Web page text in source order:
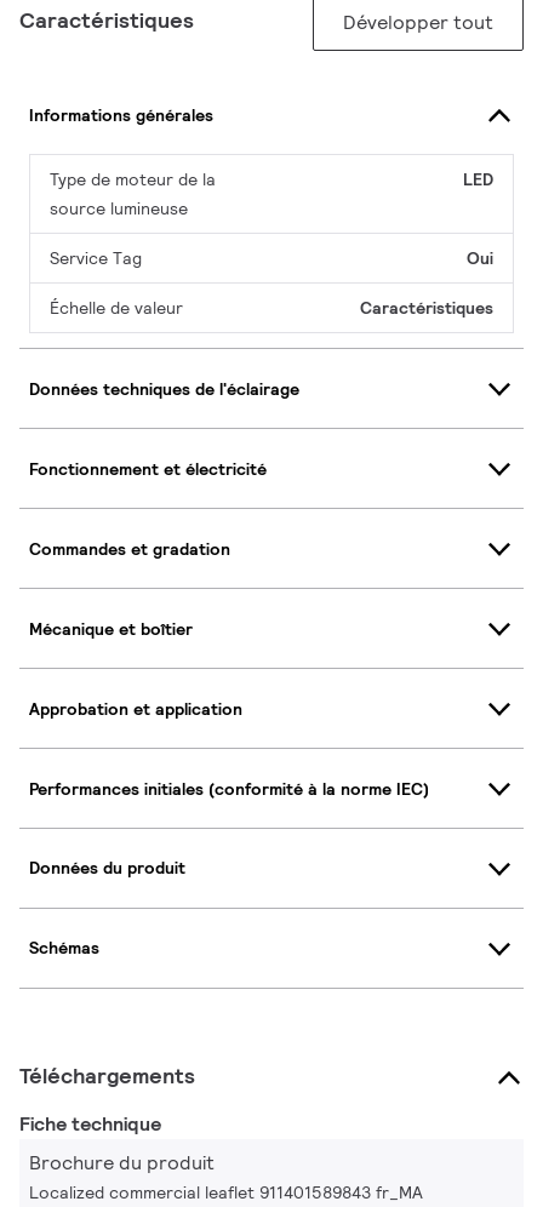
Caractéristiques Développer tout
Informations générales
Type de moteur de la
source lumineuse
LED
Service Tag Oui
Échelle de valeur Caractéristiques
Données techniques de l'éclairage
Fonctionnement et électricité
Commandes et gradation
Mécanique et boîtier
Approbation et application
Performances initiales (conformité à la norme IEC)
Données du produit
Schémas
Téléchargements
Fiche technique
Brochure du produit
Localized commercial leaflet 911401589843 fr_MA